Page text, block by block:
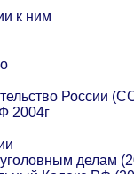
к ним
России
2004г
делам